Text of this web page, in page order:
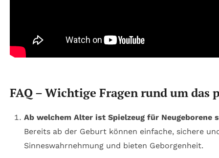
FAQ – Wichtige Fragen rund um das
Ab welchem Alter ist Spielzeug für Neugeborene
Bereits ab der Geburt können einfache, sichere
Sinneswahrnehmung und bieten Geborgenheit.